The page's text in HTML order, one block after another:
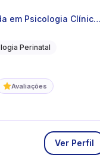
em Psicologia Clínica
Perinatal
Avaliações
Ver Perfil